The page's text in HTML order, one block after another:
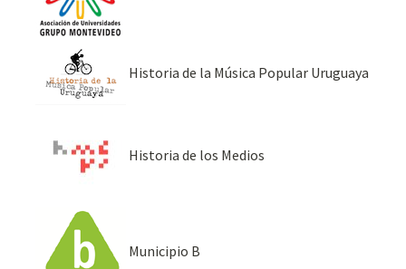
Historia de la Música Popular Uruguaya
Historia de los Medios
Municipio B